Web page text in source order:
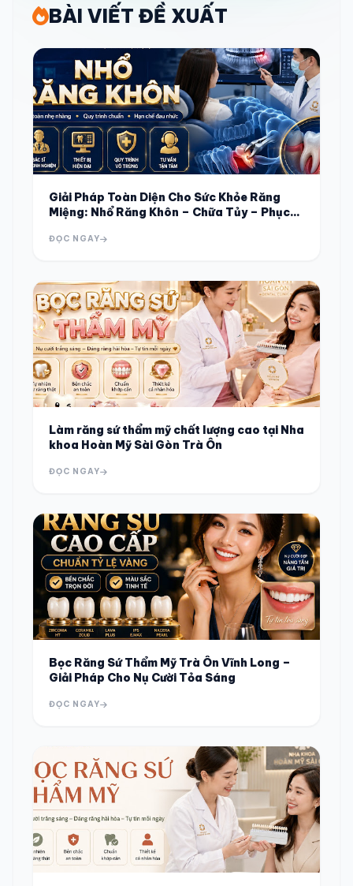
BÀI VIẾT ĐỀ XUẤT
Giải Pháp Toàn Diện Cho Sức Khỏe Răng
Miệng: Nhổ Răng Khôn – Chữa Tủy – Phục
ĐỌC NGAY
Làm răng sứ thẩm mỹ chất lượng cao tại Nha
khoa Hoàn Mỹ Sài Gòn Trà Ôn
ĐỌC NGAY
Bọc Răng Sứ Thẩm Mỹ Trà Ôn Vĩnh Long –
Giải Pháp Cho Nụ Cười Tỏa Sáng
ĐỌC NGAY